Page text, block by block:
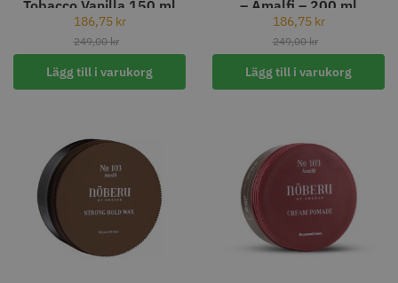
Tobacco Vanilla 150 ml
186,75 kr
249,00kr
Lägg till i varukorg
– Amalfi – 200 ml
186,75 kr
249,00kr
Lägg till i varukorg
STORSÄLJARE
Jaguar Klippkam 500
49.00 kr
Info Köp
Kyone Ultima Hårtrimmer
1499.00 kr
Info Köp